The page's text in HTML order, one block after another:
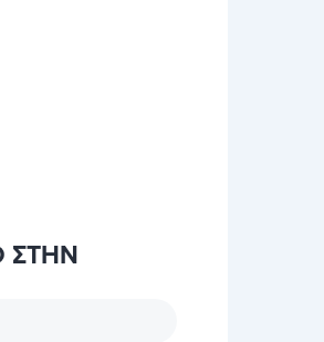
ΣΤΗΝ